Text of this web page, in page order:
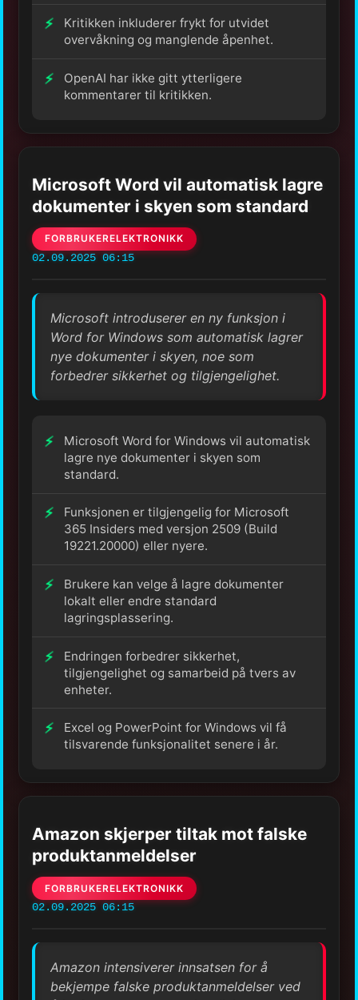
Kritikken inkluderer frykt for utvidet
overvåkning og manglende åpenhet.
OpenAI har ikke gitt ytterligere
kommentarer til kritikken.
Microsoft Word vil automatisk lagre
dokumenter i skyen som standard
FORBRUKERELEKTRONIKK
02.09.2025 06:15
Microsoft introduserer en ny funksjon i
Word for Windows som automatisk lagrer
nye dokumenter i skyen, noe som
forbedrer sikkerhet og tilgjengelighet.
Microsoft Word for Windows vil automatisk
lagre nye dokumenter i skyen som
standard.
Funksjonen er tilgjengelig for Microsoft
365 Insiders med versjon 2509 (Build
19221.20000) eller nyere.
Brukere kan velge å lagre dokumenter
lokalt eller endre standard
lagringsplassering.
Endringen forbedrer sikkerhet,
tilgjengelighet og samarbeid på tvers av
enheter.
Excel og PowerPoint for Windows vil få
tilsvarende funksjonalitet senere i år.
Amazon skjerper tiltak mot falske
produktanmeldelser
FORBRUKERELEKTRONIKK
02.09.2025 06:15
Amazon intensiverer innsatsen for å
bekjempe falske produktanmeldelser ved